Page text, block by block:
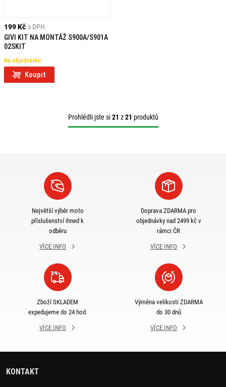
199 Kč s DPH
GIVI KIT NA MONTÁŽ S900A/S901A
02SKIT
Na objednávku
Koupit
Prohlédli jste si21 z21 produktů
Největší výběr moto
příslušenství ihned k
odběru
VÍCE INFO
Doprava ZDARMA pro
objednávky nad 2499 kč v
rámci ČR
VÍCE INFO
Zboží SKLADEM
expedujeme do 24 hod.
VÍCE INFO
Výměna velikosti ZDARMA
do 30 dnů
VÍCE INFO
KONTAKT